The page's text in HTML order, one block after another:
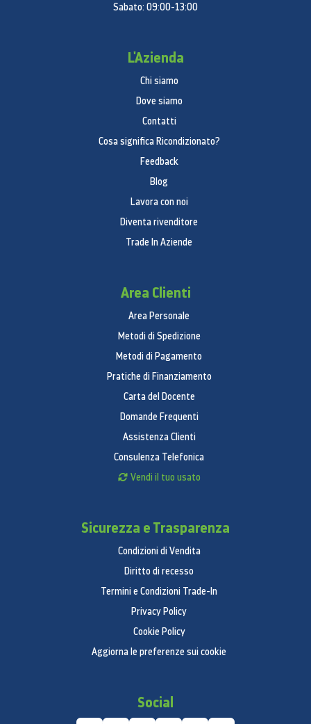
Sabato: 09:00-13:00
L'Azienda
Chi siamo
Dove siamo
Contatti
Cosa significa Ricondizionato?
Feedback
Blog
Lavora con noi
Diventa rivenditore
Trade In Aziende
Area Clienti
Area Personale
Metodi di Spedizione
Metodi di Pagamento
Pratiche di Finanziamento
Carta del Docente
Domande Frequenti
Assistenza Clienti
Consulenza Telefonica
Vendi il tuo usato
Sicurezza e Trasparenza
Condizioni di Vendita
Diritto di recesso
Termini e Condizioni Trade-In
Privacy Policy
Cookie Policy
Aggiorna le preferenze sui cookie
Social